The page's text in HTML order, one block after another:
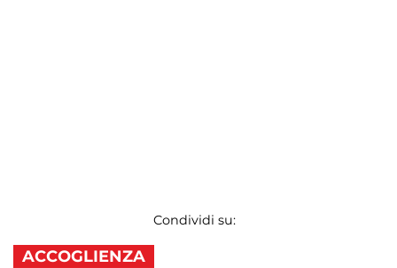
Condividi su:
ACCOGLIENZA